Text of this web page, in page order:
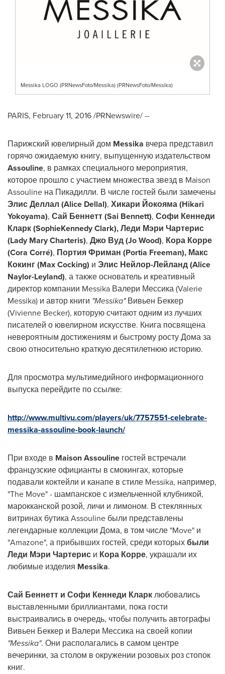
Messika LOGO (PRNewsFoto/Messika) (PRNewsFoto/Messika)
PARIS, February 11, 2016/PRNewswire/ --
Парижский ювелирный дом Messika вчера представил
горячо ожидаемую книгу, выпущенную издательством
Assouline, в рамках специального мероприятия,
которое прошло с участием множества звезд в Maison
Assouline на Пикадилли. В числе гостей были замечены
Элис Деллал (Alice Dellal), Хикари Йокояма (Hikari
Yokoyama), Сай Беннетт (Sai Bennett), Софи Кеннеди
Кларк (SophieKennedy Clark), Леди Мэри Чартерис
(Lady Mary Charteris), Джо Вуд (Jo Wood), Кора Корре
(Cora Corré), Портия Фриман (Portia Freeman), Макс
Кокинг (Max Cocking) и Элис Нейлор-Лейланд (Alice
Naylor-Leyland), а также основатель и креативный
директор компании Messika Валери Мессика (Valerie
Messika) и автор книги "Messika"Вивьен Беккер
(Vivienne Becker), которую считают одним из лучших
писателей о ювелирном искусстве. Книга посвящена
невероятным достижениям и быстрому росту Дома за
свою относительно краткую десятилетнюю историю.
Для просмотра мультимедийного информационного
выпуска перейдите по ссылке:
http://www.multivu.com/players/uk/7757551-celebrate-
messika-assouline-book-launch/
При входе в Maison Assouline гостей встречали
французские официанты в смокингах, которые
подавали коктейли и канапе в стиле Messika, например,
"The Move" - шампанское с измельченной клубникой,
марокканской розой, личи и лимоном. В стеклянных
витринах бутика Assouline были представлены
легендарные коллекции Дома, в том числе "Move" и
"Amazone", а прибывших гостей, среди которыхбыли
Леди Мэри Чартерис и Кора Корре, украшали их
любимые изделия Messika.
Сай Беннетт и Софи Кеннеди Кларклюбовались
выставленными бриллиантами, пока гости
выстраивались в очередь, чтобы получить автографы
Вивьен Беккер и Валери Мессика на своей копии
"Messika". Они располагались в самом центре
вечеринки, за столом в окружении розовых роз стопок
книг.